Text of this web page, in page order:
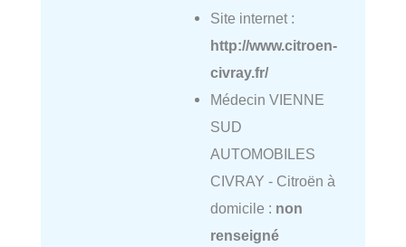
Site internet :
http://www.citroen-
civray.fr/
Médecin VIENNE
SUD
AUTOMOBILES
CIVRAY - Citroën à
domicile : non
renseigné